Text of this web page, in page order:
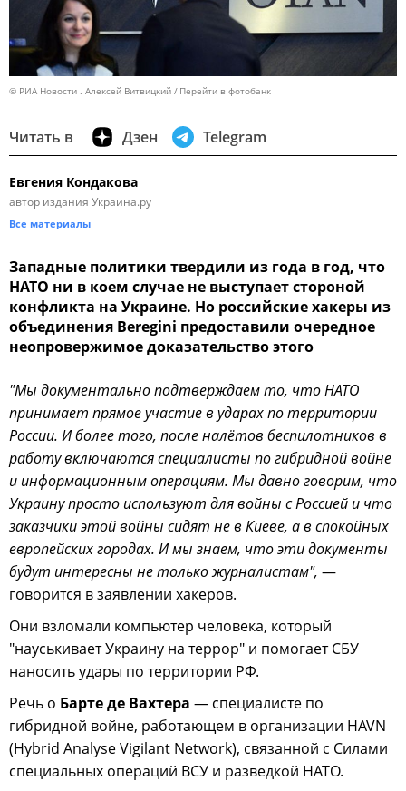
© РИА Новости . Алексей Витвицкий Перейти в фотобанк
Читать в Дзен Telegram
Евгения Кондакова
автор издания Украина.ру
Все материалы
Западные политики твердили из года в год, что
НАТО ни в коем случае не выступает стороной
конфликта на Украине. Но российские хакеры из
объединения Beregini предоставили очередное
неопровержимое доказательство этого
"Мы документально подтверждаем то, что НАТО
принимает прямое участие в ударах по территории
России. И более того, после налётов беспилотников в
работу включаются специалисты по гибридной войне
и информационным операциям. Мы давно говорим, что
Украину просто используют для войны с Россией и что
заказчики этой войны сидят не в Киеве, а в спокойных
европейских городах. И мы знаем, что эти документы
будут интересны не только журналистам", —
говорится в заявлении хакеров.
Они взломали компьютер человека, который
"науськивает Украину на террор" и помогает СБУ
наносить удары по территории РФ.
Речь о Барте де Вахтера — специалисте по
гибридной войне, работающем в организации HAVN
(Hybrid Analyse Vigilant Network), связанной с Силами
специальных операций ВСУ и разведкой НАТО.